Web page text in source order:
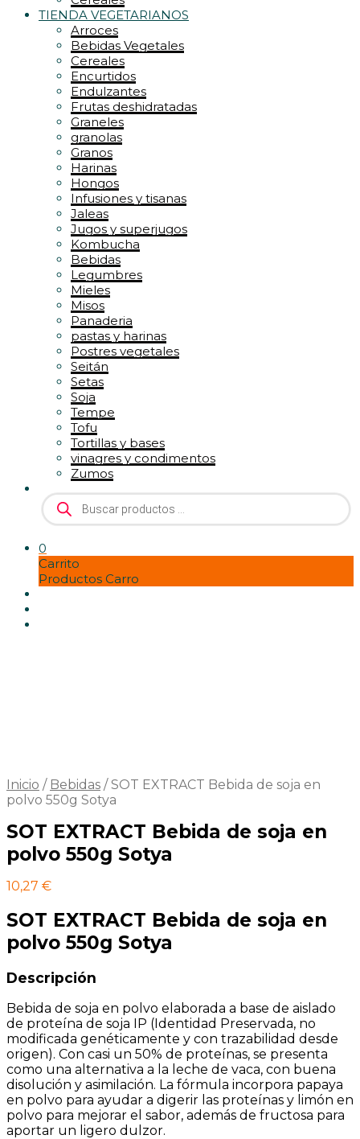
TIENDA VEGETARIANOS
Arroces
Bebidas Vegetales
Cereales
Encurtidos
Endulzantes
Frutas deshidratadas
Graneles
granolas
Granos
Harinas
Hongos
Infusiones y tisanas
Jaleas
Jugos y superjugos
Kombucha
Bebidas
Legumbres
Mieles
Misos
Panaderia
pastas y harinas
Postres vegetales
Seitán
Setas
Soja
Tempe
Tofu
Tortillas y bases
vinagres y condimentos
Zumos
Búsqueda
de
productos
0
Carrito
Productos Carro
Inicio / Bebidas /SOT EXTRACT Bebida de soja en
polvo 550g Sotya
SOT EXTRACT Bebida de soja en
polvo 550g Sotya
10,27 €
SOT EXTRACT Bebida de soja en
polvo 550g Sotya
Descripción
Bebida de soja en polvo elaborada a base de aislado
de proteína de soja IP (Identidad Preservada, no
modificada genéticamente y con trazabilidad desde
origen). Con casi un 50% de proteínas, se presenta
como una alternativa a la leche de vaca, con buena
disolución y asimilación. La fórmula incorpora papaya
en polvo para ayudar a digerir las proteínas y limón en
polvo para mejorar el sabor, además de fructosa para
aportar un ligero dulzor.